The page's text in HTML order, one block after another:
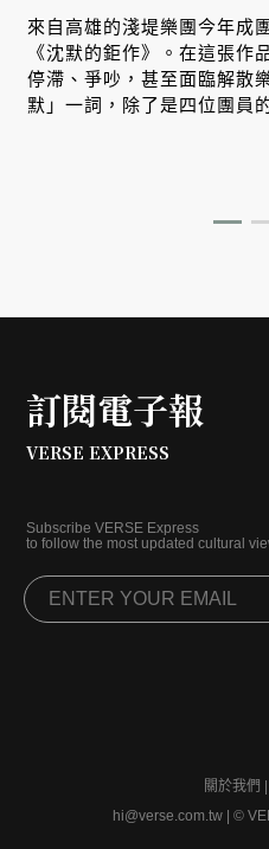
來自高雄的淺堤樂團今年成
《沈默的鉅作》。在這張作
停滯、爭吵，甚至面臨解散
默」一詞，除了是四位團員
訂閱電子報
VERSE EXPRESS
Subscribe VERSE Express
to follow the most updated cultural
關於我們 |
hi@verse.com.tw | ©